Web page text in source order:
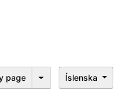
page Íslenska